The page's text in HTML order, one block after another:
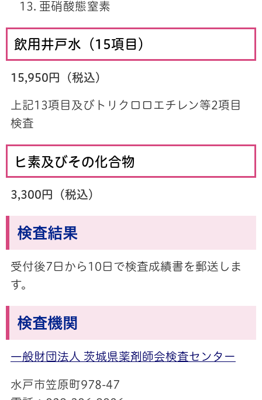
亜硝酸態窒素
飲用井戸水（15項目）
15,950円（税込）
上記13項目及びトリクロロエチレン等2項目
検査
ヒ素及びその化合物
3,300円（税込）
検査結果
受付後7日から10日で検査成績書を郵送しま
す。
検査機関
一般財団法人 茨城県薬剤師会検査センター
水戸市笠原町978-47